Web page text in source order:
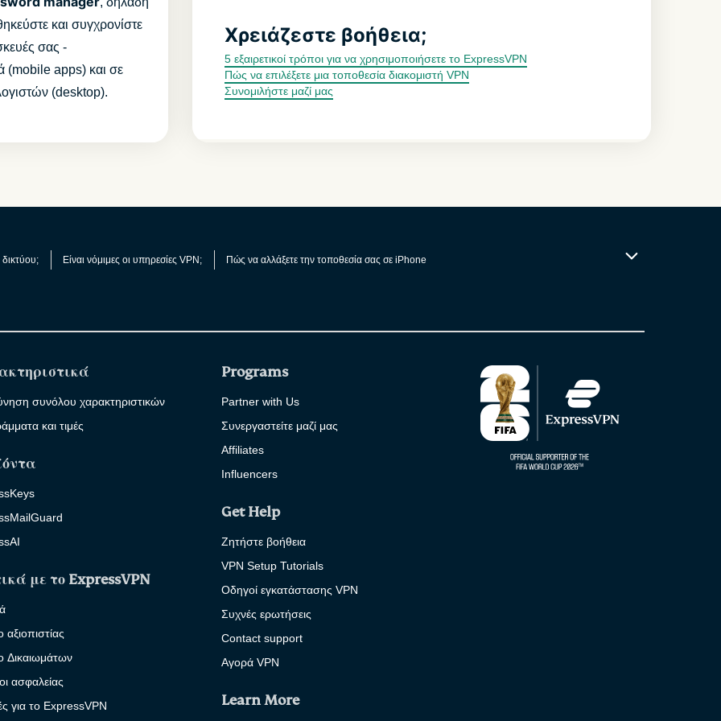
και συγχρονίστε
σας -
(mobile apps) και σε
(desktop).
Χρειάζεστε βοήθεια;
5 εξαιρετικοί τρόποι για να χρησιμοποιήσετε το ExpressVPN
Πώς να επιλέξετε μια τοποθεσία διακομιστή VPN
Συνομιλήστε μαζί μας
δικτύου; Είναι νόμιμες οι υπηρεσίες VPN; Πώς να αλλάξετε την τοποθεσία σας σε iPhone
συνόλου χαρακτηριστικών
και τιμές
με το ExpressVPN
αξιοπιστίας
Δικαιωμάτων
ασφαλείας
για το ExpressVPN
Programs
Partner with Us
Συνεργαστείτε μαζί μας
Affiliates
Influencers
Get Help
Ζητήστε βοήθεια
VPN Setup Tutorials
Οδηγοί εγκατάστασης VPN
Συχνές ερωτήσεις
Contact support
Αγορά VPN
Learn More